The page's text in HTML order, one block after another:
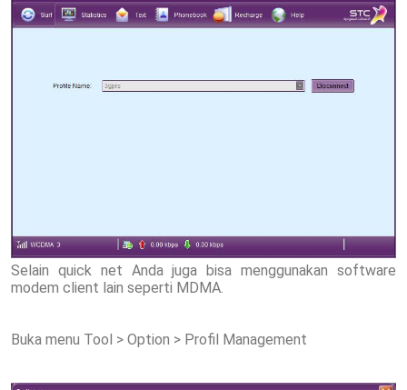
Selain quick net Anda juga bisa menggunakan software
modem client lain seperti MDMA.
Buka menu Tool > Option > Profil Management